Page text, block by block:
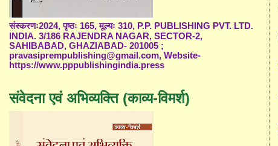
संस्करणः2024, पृष्ठः 165, मूल्यः 310, P.P. PUBLISHING PVT. LTD.
INDIA. 3/186 RAJENDRA NAGAR, SECTOR-2,
SAHIBABAD, GHAZIABAD- 201005 ;
pravasiprempublishing@gmail.com, Website-
https://www.pppublishingindia.press
संवेदना एवं अभिव्यक्ति (काव्य-विमर्श)